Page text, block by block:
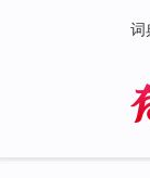
词